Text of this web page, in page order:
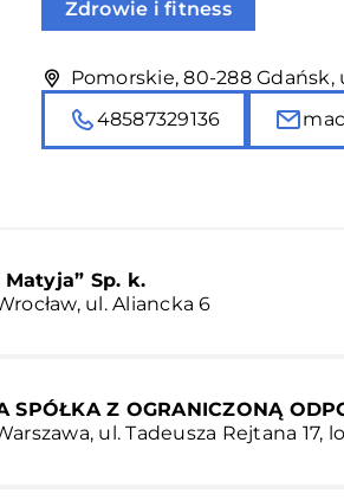
Zdrowie i fitness
Pomorskie, 80-288 Gdańsk,
48587329136
Sp. k.
ul. Aliancka 6
SPÓŁKA Z OGRANICZONĄ
ul. Tadeusza Rejtana 17,